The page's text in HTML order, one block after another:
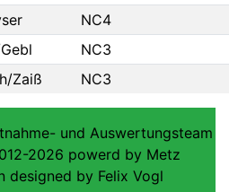
NC4
NC3
Zaiß NC3
und Auswertungsteam
2026 powerd by Metz
designed by Felix Vogl